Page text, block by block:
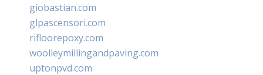
giobastian.com
glpascensori.com
rifloorepoxy.com
woolleymillingandpaving.com
uptonpvd.com